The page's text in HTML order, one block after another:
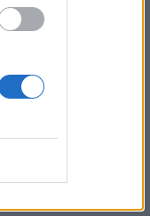
puede consultar